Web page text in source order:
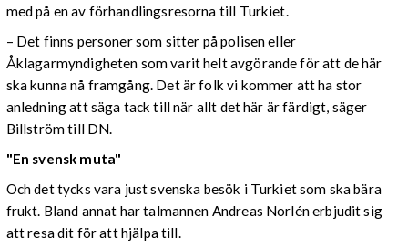
med på en av förhandlingsresorna till Turkiet.
– Det finns personer som sitter på polisen eller
Åklagarmyndigheten som varit helt avgörande för att de här
ska kunna nå framgång. Det är folk vi kommer att ha stor
anledning att säga tack till när allt det här är färdigt, säger
Billström till DN.
"En svensk muta"
Och det tycks vara just svenska besök i Turkiet som ska bära
frukt. Bland annat har talmannen Andreas Norlén erbjudit sig
att resa dit för att hjälpa till.